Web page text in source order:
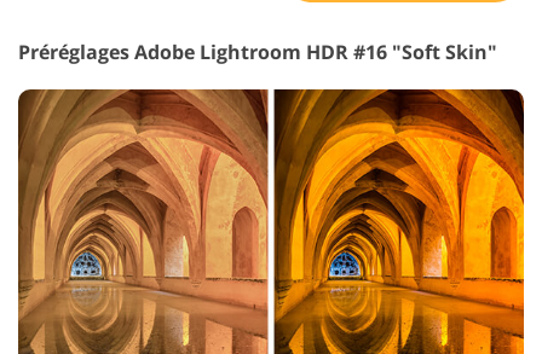
Préréglages Adobe Lightroom HDR #16 "Soft Skin"